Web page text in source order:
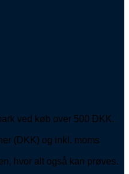
ved køb over 500 DKK.
(DKK) og inkl. moms
hvor alt også kan prøves.